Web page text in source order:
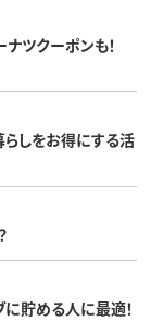
ツクーポンも！
らしをお得にする活
に貯める人に最適！